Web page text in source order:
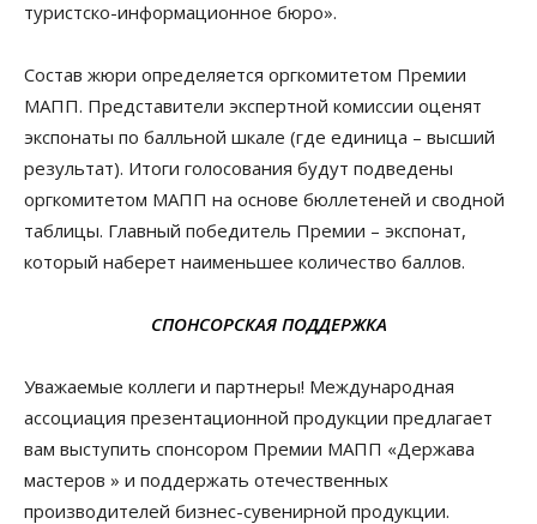
туристско-информационное бюро».
Состав жюри определяется оргкомитетом Премии
МАПП. Представители экспертной комиссии оценят
экспонаты по балльной шкале (где единица – высший
результат). Итоги голосования будут подведены
оргкомитетом МАПП на основе бюллетеней и сводной
таблицы. Главный победитель Премии – экспонат,
который наберет наименьшее количество баллов.
СПОНСОРСКАЯ ПОДДЕРЖКА
Уважаемые коллеги и партнеры! Международная
ассоциация презентационной продукции предлагает
вам выступить спонсором Премии МАПП «Держава
мастеров » и поддержать отечественных
производителей бизнес-сувенирной продукции.